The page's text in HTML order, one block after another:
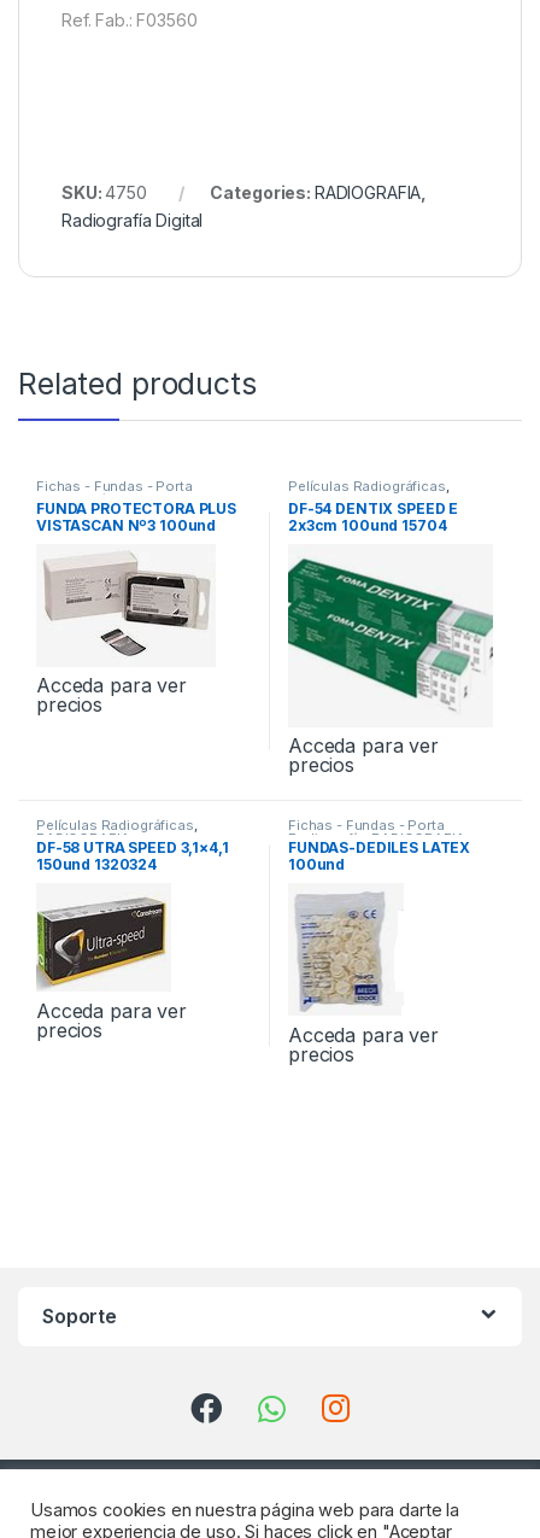
Ref. Fab.: F03560
SKU:4750 Categories: RADIOGRAFIA
Radiografía Digital
Related products
Fichas - Fundas - Porta
Radiografía
FUNDA PROTECTORA PLUS
VISTASCAN Nº3 100und
Acceda para ver
precios
Películas Radiográficas
DF-54 DENTIX SPEED E
2x3cm 100und 15704
Acceda para ver
precios
Películas Radiográficas,
RADIOGRAFIA
DF-58 UTRA SPEED 3,1×4,1
150und 1320324
Acceda para ver
precios
Fichas - Fundas - Porta
Radiografía ,RADIOGRAFIA
FUNDAS-DEDILES LATEX
100und
Acceda para ver
precios
Soporte
Usamos cookies en nuestra página web para darte la
mejor experiencia de uso. Si haces click en "Aceptar